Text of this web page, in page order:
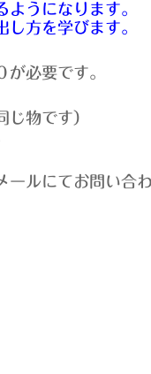
うになります。
し方を学びます。
が必要です。
じ物です）
ールにてお問い